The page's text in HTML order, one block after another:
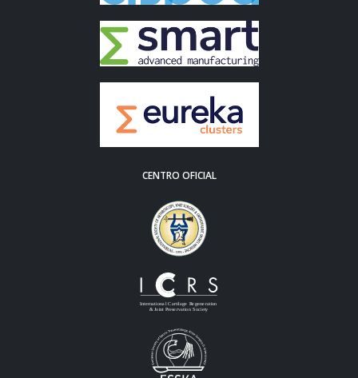
CENTRO OFICIAL